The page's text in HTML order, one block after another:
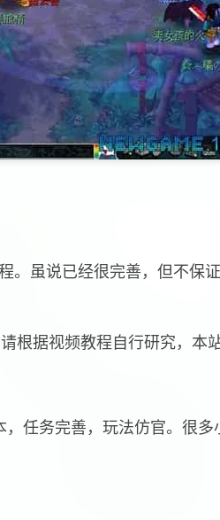
。虽说已经很完善，但不保
根据视频教程自行研究，本
任务完善，玩法仿官。很